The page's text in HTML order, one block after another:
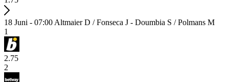
18 Juni - 07:00 Altmaier D / Fonseca J - Doumbia S / Polmans M
1
2.75
2